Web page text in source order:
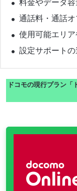
通話料・通話
使用可能エリ
設定サポート
ドコモの現行プラン